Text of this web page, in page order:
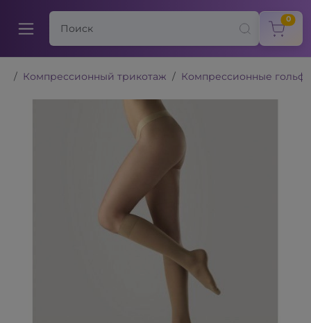
0
Компрессионный трикотаж Компрессионные